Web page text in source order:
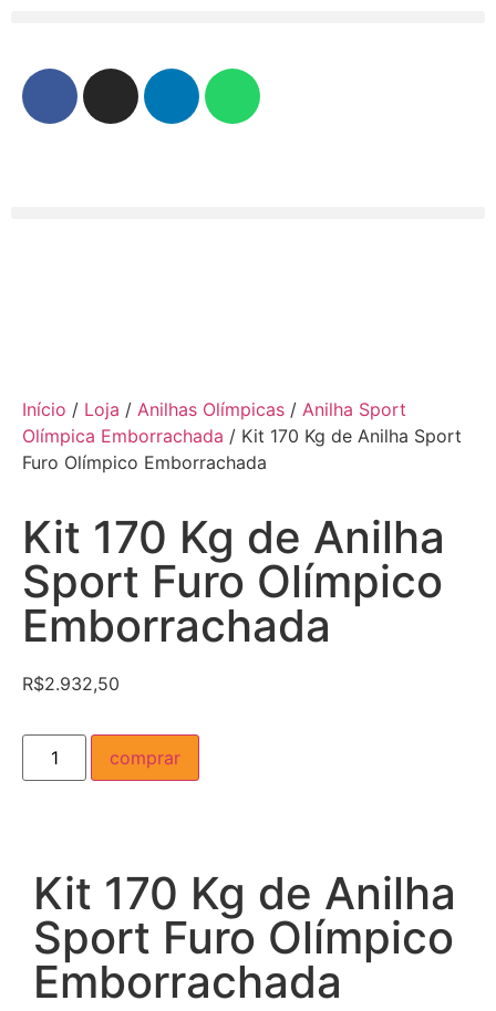
Início / Loja / Anilhas Olímpicas / Anilha Sport
Olímpica Emborrachada / Kit 170 Kg de Anilha Sport
Furo Olímpico Emborrachada
Kit 170 Kg de Anilha
Sport Furo Olímpico
Emborrachada
R$2.932,50
comprar
Kit 170 Kg de Anilha
Sport Furo Olímpico
Emborrachada